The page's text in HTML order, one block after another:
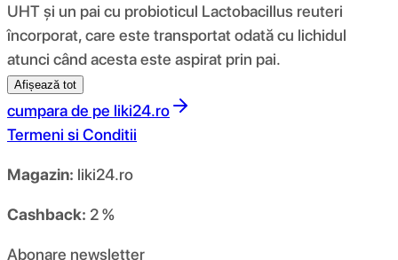
UHT și un pai cu probioticul Lactobacillus reuteri
încorporat, care este transportat odată cu lichidul
atunci când acesta este aspirat prin pai.
Afișează tot
cumpara de pe liki24.ro
Termeni si Conditii
Magazin: liki24.ro
Cashback: 2 %
Abonare newsletter